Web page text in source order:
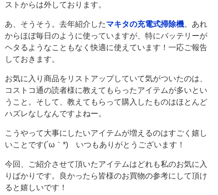
ストからは外しております。
あ、そうそう。去年紹介したマキタの充電式掃除機。あれ
からほぼ毎日のように使っていますが、特にバッテリーが
ヘタるようなこともなく快適に使えています！一応ご報告
しておきます。
お気に入り商品をリストアップしていて気がついたのは、
コストコ通の読者様に教えてもらったアイテムが多いとい
うこと。そして、教えてもらって購入したものはほとんど
ハズレなしなんですよねー。
こうやって大事にしたいアイテムが増えるのはすごく嬉し
いことです(´ω｀*) いつもありがとうございます！
今回、ご紹介させて頂いたアイテムはどれも私のお気に入
りばかりです。良かったら皆様のお買物の参考にして頂け
ると嬉しいです！